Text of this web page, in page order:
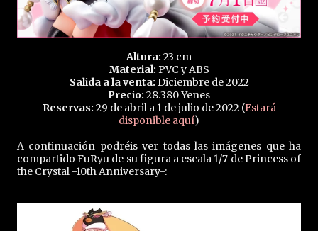
Altura: 23 cm
Material: PVC y ABS
Salida a la venta: Diciembre de 2022
Precio: 28.380 Yenes
Reservas: 29 de abril a 1 de julio de 2022 (Estará
disponible aquí)
A continuación podréis ver todas las imágenes que ha
compartido FuRyu de su figura a escala 1/7 de Princess of
the Crystal -10th Anniversary-: